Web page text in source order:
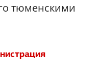
тюменскими